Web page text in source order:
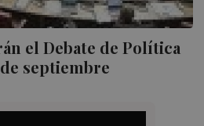
el Debate de Política
septiembre